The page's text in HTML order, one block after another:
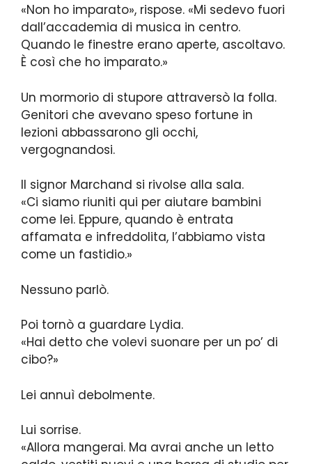
«Non ho imparato», rispose. «Mi sedevo fuori
dall’accademia di musica in centro.
Quando le finestre erano aperte, ascoltavo.
È così che ho imparato.»
Un mormorio di stupore attraversò la folla.
Genitori che avevano speso fortune in
lezioni abbassarono gli occhi,
vergognandosi.
Il signor Marchand si rivolse alla sala.
«Ci siamo riuniti qui per aiutare bambini
come lei. Eppure, quando è entrata
affamata e infreddolita, l’abbiamo vista
come un fastidio.»
Nessuno parlò.
Poi tornò a guardare Lydia.
«Hai detto che volevi suonare per un po’ di
cibo?»
Lei annuì debolmente.
Lui sorrise.
«Allora mangerai. Ma avrai anche un letto